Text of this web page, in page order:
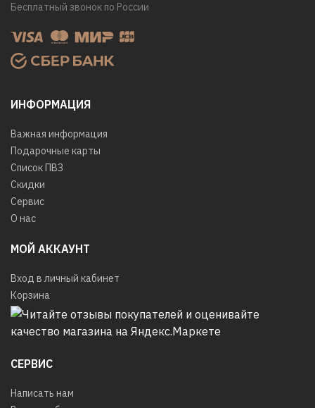
ИНФОРМАЦИЯ
Важная информация
Подарочные карты
Список ПВЗ
Скидки
Сервис
О нас
МОЙ АККАУНТ
Вход в личный кабинет
Корзина
СЕРВИС
Написать нам
Бесплатный звонок по России